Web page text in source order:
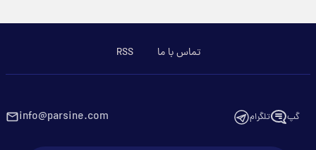
تماس با ما RSS
گپ تلگرام info@parsine.com